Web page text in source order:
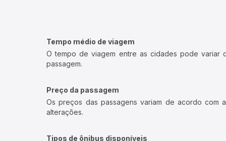
Tempo médio de viagem
O tempo de viagem entre as cidades pode variar
passagem.
Preço da passagem
Os preços das passagens variam de acordo com
alterações.
Tipos de ônibus disponíveis